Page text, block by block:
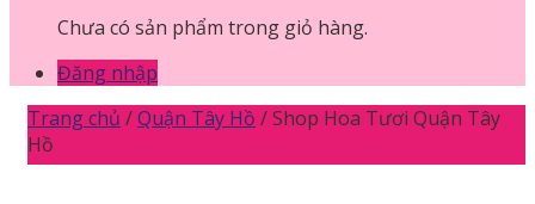
Chưa có sản phẩm trong giỏ hàng.
Đăng nhập
Trang chủ /Quận Tây Hồ /Shop Hoa Tươi Quận Tây
Hồ